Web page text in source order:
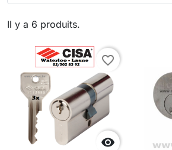
Il y a 6 produits.

favorite_border